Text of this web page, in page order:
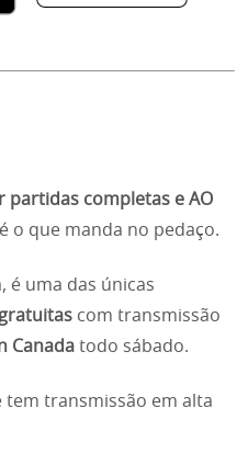
partidas completas e AO
é o que manda no pedaço.
é uma das únicas
com transmissão
Canada todo sábado.
tem transmissão em alta